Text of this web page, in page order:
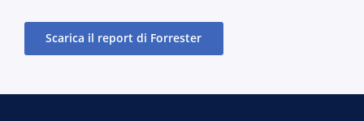
Scarica il report di Forrester